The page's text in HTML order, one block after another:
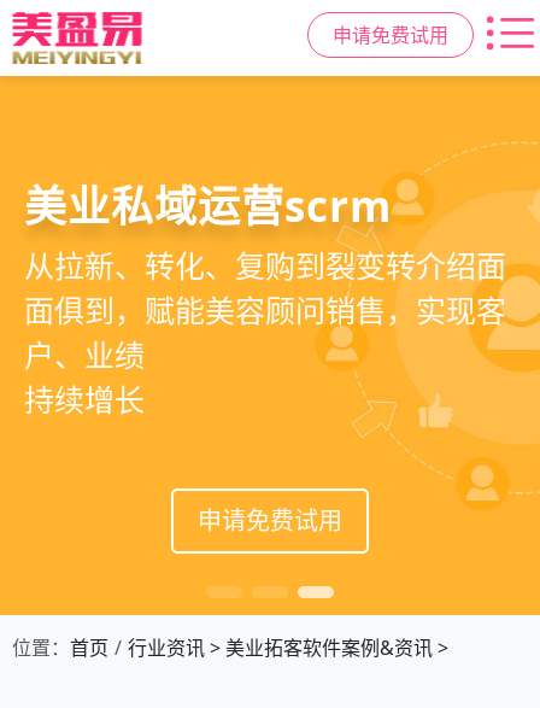
申请免费试用
美业拓客，就用美盈易
美业全域引流获客+私域运营增长方
案，一站式解决美业门店拓、留、
锁、升难题
申请免费试用
美容院拓客方案
6套美业拓客营销方案组合，200套微
信拓客模板，帮助美业商家快速引流
裂变获客，低成本实现客源指数级增
长
申请免费试用
美业私域运营scrm
从拉新、转化、复购到裂变转介绍面
面俱到，赋能美容顾问销售，实现客
户、业绩
持续增长
申请免费试用
位置： 首页 行业资讯>美业拓客软件案例&资讯>